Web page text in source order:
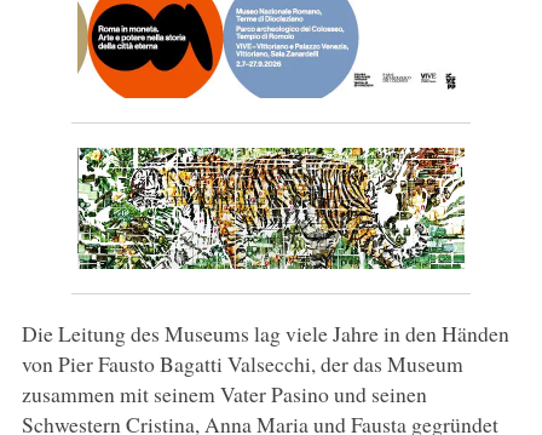
Die Leitung des Museums lag viele Jahre in den Händen
von Pier Fausto Bagatti Valsecchi, der das Museum
zusammen mit seinem Vater Pasino und seinen
Schwestern Cristina, Anna Maria und Fausta gegründet